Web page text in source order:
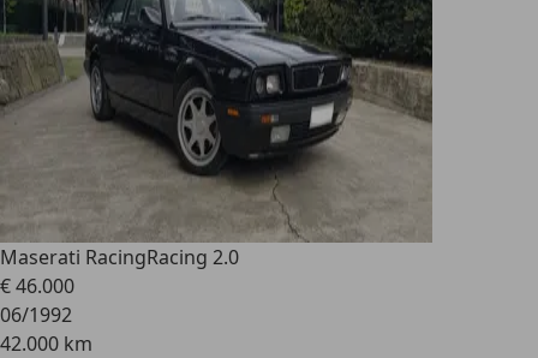
Maserati RacingRacing 2.0
€ 46.000
06/1992
42.000 km